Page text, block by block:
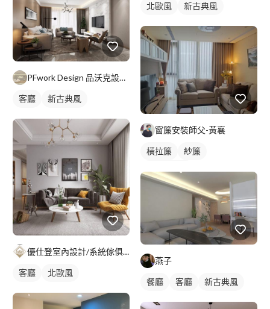
PFwork Design 品沃克設計 l 工程 安信建築經理屢約保證
客廳 新古典風
優仕登室內設計/系統傢俱/老屋翻新/統包工程
客廳 北歐風
北歐風 新古典風
窗簾安裝師父-黃襄
橫拉簾
紗簾
燕子
餐廳 客廳 新古典風